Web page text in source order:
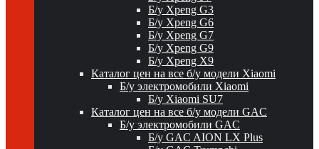
Б/у Xpeng G3
Б/у Xpeng G6
Б/у Xpeng G7
Б/у Xpeng G9
Б/у Xpeng X9
Каталог цен на все б/у модели Xiaomi
Б/у электромобили Xiaomi
Б/у Xiaomi SU7
Каталог цен на все б/у модели GAC
Б/у электромобили GAC
Б/у GAC AION LX Plus